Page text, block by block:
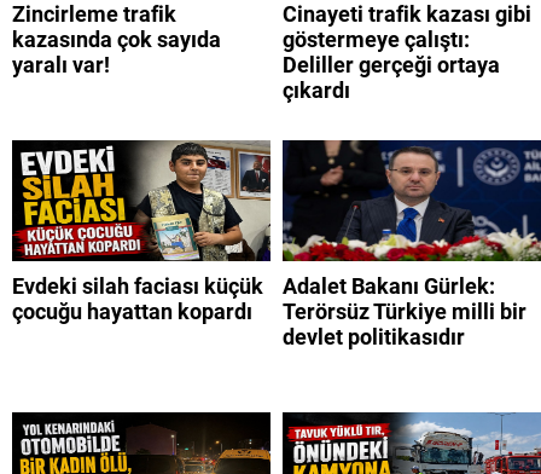
Zincirleme trafik
kazasında çok sayıda
yaralı var!
Cinayeti trafik kazası gibi
göstermeye çalıştı:
Deliller gerçeği ortaya
çıkardı
Evdeki silah faciası küçük
çocuğu hayattan kopardı
Adalet Bakanı Gürlek:
Terörsüz Türkiye milli bir
devlet politikasıdır